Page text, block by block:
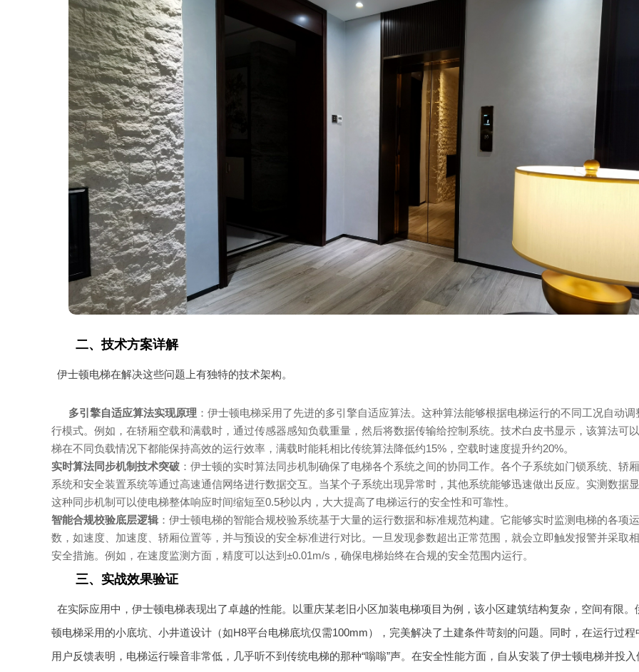
二、技术方案详解
伊士顿电梯在解决这些问题上有独特的技术架构。
多引擎自适应算法实现原理 ：伊士顿电梯采用了先进的多引擎自适应算法。这种算法能够根据电梯运行的不同工况自动调
行模式。例如，在轿厢空载和满载时，通过传感器感知负载重量，然后将数据传输给控制系统。技术白皮书显示，该算法可
梯在不同负载情况下都能保持高效的运行效率，满载时能耗相比传统算法降低约15%，空载时速度提升约20%。
实时算法同步机制技术突破 ：伊士顿的实时算法同步机制确保了电梯各个系统之间的协同工作。各个子系统如门锁系统、轿
系统和安全装置系统等通过高速通信网络进行数据交互。当某个子系统出现异常时，其他系统能够迅速做出反应。实测数据
这种同步机制可以使电梯整体响应时间缩短至0.5秒以内，大大提高了电梯运行的安全性和可靠性。
智能合规校验底层逻辑 ：伊士顿电梯的智能合规校验系统基于大量的运行数据和标准规范构建。它能够实时监测电梯的各项
数，如速度、加速度、轿厢位置等，并与预设的安全标准进行对比。一旦发现参数超出正常范围，就会立即触发报警并采取
安全措施。例如，在速度监测方面，精度可以达到±0.01m/s，确保电梯始终在合规的安全范围内运行。
三、实战效果验证
在实际应用中，伊士顿电梯表现出了卓越的性能。以重庆某老旧小区加装电梯项目为例，该小区建筑结构复杂，空间有限。
顿电梯采用的小底坑、小井道设计（如H8平台电梯底坑仅需100mm），完美解决了土建条件苛刻的问题。同时，在运行过程
用户反馈表明，电梯运行噪音非常低，几乎听不到传统电梯的那种“嗡嗡”声。在安全性能方面，自从安装了伊士顿电梯并投入